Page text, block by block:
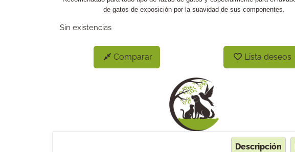
de gatos de exposición por la suavidad de sus componentes.
Sin existencias
Comparar Lista deseos
Descripción